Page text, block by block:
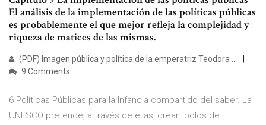
El análisis de la implementación de las políticas públicas
es probablemente el que mejor refleja la complejidad y
riqueza de matices de las mismas.
(PDF) Imagen pública y política de la emperatriz Teodora ...
9 Comments
6 Políticas Públicas para la Infancia compartido del saber. La
UNESCO pretende, a través de ellas, crear “polos de